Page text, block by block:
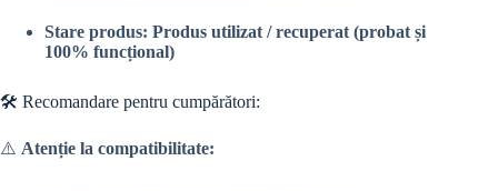
Stare produs: Produs utilizat / recuperat (probat și
100% funcțional)
🛠️ Recomandare pentru cumpărători:
⚠️ Atenție la compatibilitate: